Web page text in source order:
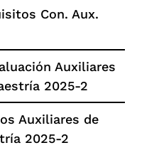
Con. Aux.
Auxiliares
2025-2
Auxiliares de
2025-2